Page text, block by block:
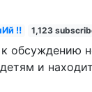
‼️ 1,123
и